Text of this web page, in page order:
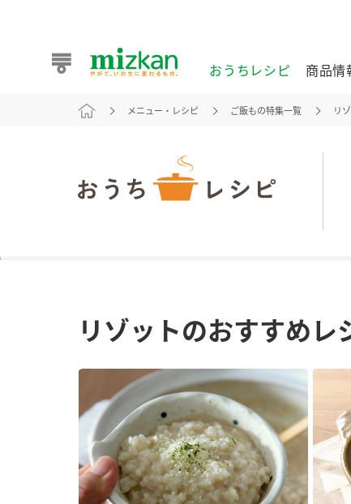
業務用サイト
おうちレシピ
おうちレシピ トップ
商品情
メニュー・レシピ ご飯もの特集一覧 リ
リゾットのおすすめレ